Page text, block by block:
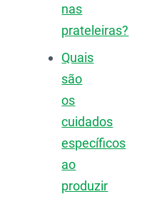
nas
prateleiras?
Quais
são
os
cuidados
específicos
ao
produzir